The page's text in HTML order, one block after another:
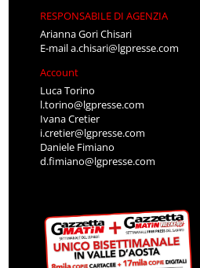
RESPONSABILE DI AGENZIA
Arianna Gori Chisari
E-maila.chisari@lgpresse.com
Account
Luca Torino
l.torino@lgpresse.com
Ivana Cretier
i.cretier@lgpresse.com
Daniele Fimiano
d.fimiano@lgpresse.com